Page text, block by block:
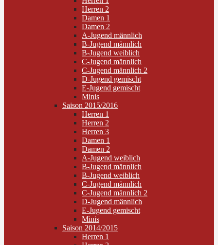
Herren 2
Damen 1
Damen 2
A-Jugend männlich
B-Jugend männlich
B-Jugend weiblich
C-Jugend männlich
C-Jugend männlich 2
D-Jugend gemischt
E-Jugend gemischt
Minis
Saison 2015/2016
Herren 1
Herren 2
Herren 3
Damen 1
Damen 2
A-Jugend weiblich
B-Jugend männlich
B-Jugend weiblich
C-Jugend männlich
C-Jugend männlich 2
D-Jugend männlich
E-Jugend gemischt
Minis
Saison 2014/2015
Herren 1